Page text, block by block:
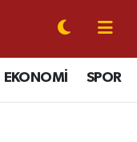
EKONOMİ SPOR